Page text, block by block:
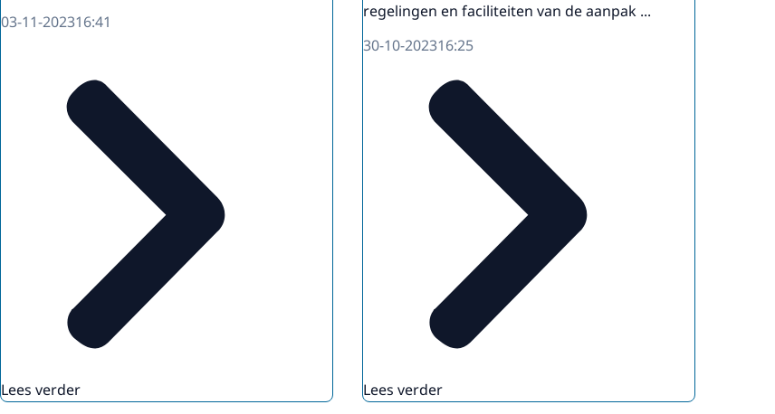
03-11-202316:41
Lees verder
regelingen en faciliteiten van de aanpak ...
30-10-202316:25
Lees verder